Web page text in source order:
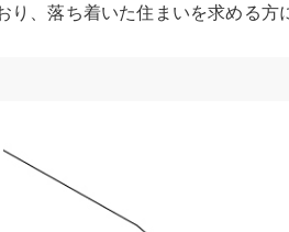
、落ち着いた住まいを求める方